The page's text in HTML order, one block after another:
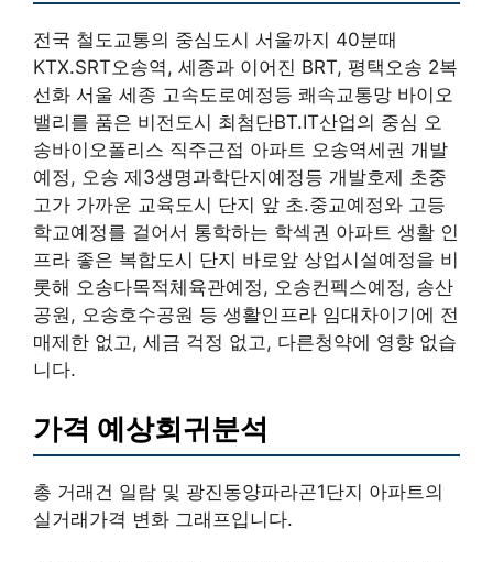
전국 철도교통의 중심도시 서울까지 40분때
KTX.SRT오송역, 세종과 이어진 BRT, 평택오송 2복
선화 서울 세종 고속도로예정등 쾌속교통망 바이오
밸리를 품은 비전도시 최첨단BT.IT산업의 중심 오
송바이오폴리스 직주근접 아파트 오송역세권 개발
예정, 오송 제3생명과학단지예정등 개발호제 초중
고가 가까운 교육도시 단지 앞 초.중교예정와 고등
학교예정를 걸어서 통학하는 학섹권 아파트 생활 인
프라 좋은 복합도시 단지 바로앞 상업시설예정을 비
롯해 오송다목적체육관예정, 오송컨펙스예정, 송산
공원, 오송호수공원 등 생활인프라 임대차이기에 전
매제한 없고, 세금 걱정 없고, 다른청약에 영향 없습
니다.
가격 예상회귀분석
총 거래건 일람 및 광진동양파라곤1단지 아파트의
실거래가격 변화 그래프입니다.